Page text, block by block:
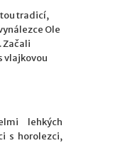
tradicí,
Ole
Začali
vlajkovou
lehkých
s horolezci,